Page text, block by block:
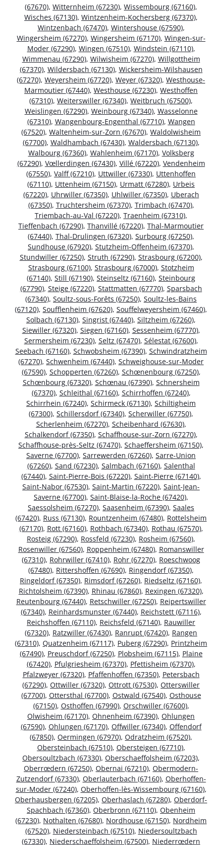
(67670), Witternheim (67230), Wissembourg (67160),
Wisches (67130), Wintzenheim-Kochersberg (67370),
Wintzenbach (67470), Wintershouse (67590),
Wingersheim (67270), Wingersheim (67170), Wingen-sur-
Moder (67290), Wingen (67510), Windstein (67110),
Wimmenau (67290), Wilwisheim (67270), Willgottheim
(67370), Wildersbach (67130), Wickersheim-Wilshausen
(67270), Weyersheim (67720), Weyer (67320), Westhouse-
Marmoutier (67440), Westhouse (67230), Westhoffen
(67310), Weiterswiller (67340), Weitbruch (67500),
Weislingen (67290), Weinbourg (67340), Wasselonne
(67310), Wangenbourg-Engenthal (67710), Wangen
(67520), Waltenheim-sur-Zorn (67670), Waldolwisheim
(67700), Waldhambach (67430), Waldersbach (67130),
Walbourg (67360), Wahlenheim (67170), Volksberg
(67290), Vœllerdingen (67430), Villé (67220), Vendenheim
(67550), Valff (67210), Uttwiller (67330), Uttenhoffen
(67110), Uttenheim (67150), Urmatt (67280), Urbeis
(67220), Uhrwiller (67350), Uhlwiller (67350), Uberach
(67350), Truchtersheim (67370), Trimbach (67470),
Triembach-au-Val (67220), Traenheim (67310),
Tieffenbach (67290), Thanvillé (67220), Thal-Marmoutier
(67440), Thal-Drulingen (67320), Surbourg (67250),
Sundhouse (67920), Stutzheim-Offenheim (67370),
Stundwiller (67250), Struth (67290), Strasbourg (67200),
Strasbourg (67100), Strasbourg (67000), Stotzheim
(67140), Still (67190), Steinseltz (67160), Steinbourg
(67790), Steige (67220), Stattmatten (67770), Sparsbach
(67340), Soultz-sous-Forêts (67250), Soultz-les-Bains
(67120), Soufflenheim (67620), Souffelweyersheim (67460),
Solbach (67130), Singrist (67440), Siltzheim (67260),
Siewiller (67320), Siegen (67160), Sessenheim (67770),
Sermersheim (67230), Seltz (67470), Sélestat (67600),
Seebach (67160), Schwobsheim (67390), Schwindratzheim
(67270), Schwenheim (67440), Schweighouse-sur-Moder
(67590), Schopperten (67260), Schœnenbourg (67250),
Schœnbourg (67320), Schœnau (67390), Schnersheim
(67370), Schleithal (67160), Schirrhoffen (67240),
Schirrhein (67240), Schirmeck (67130), Schiltigheim
(67300), Schillersdorf (67340), Scherwiller (67750),
Scherlenheim (67270), Scheibenhard (67630),
Schalkendorf (67350), Schaffhouse-sur-Zorn (67270),
Schaffhouse-près-Seltz (67470), Schaeffersheim (67150),
Saverne (67700), Sarrewerden (67260), Sarre-Union
(67260), Sand (67230), Salmbach (67160), Salenthal
(67440), Saint-Pierre-Bois (67220), Saint-Pierre (67140),
Saint-Nabor (67530), Saint-Martin (67220), Saint-Jean-
Saverne (67700), Saint-Blaise-la-Roche (67420),
Saessolsheim (67270), Saasenheim (67390), Saales
(67420), Russ (67130), Rountzenheim (67480), Rottelsheim
(67170), Rott (67160), Rothbach (67340), Rothau (67570),
Rosteig (67290), Rossfeld (67230), Rosheim (67560),
Rosenwiller (67560), Roppenheim (67480), Romanswiller
(67310), Rohrwiller (67410), Rohr (67270), Roeschwoog
(67480), Rittershoffen (67690), Ringendorf (67350),
Ringeldorf (67350), Rimsdorf (67260), Riedseltz (67160),
Richtolsheim (67390), Rhinau (67860), Rexingen (67320),
Reutenbourg (67440), Retschwiller (67250), Reipertswiller
(67340), Reinhardsmunster (67440), Reichstett (67116),
Reichshoffen (67110), Reichsfeld (67140), Rauwiller
(67320), Ratzwiller (67430), Ranrupt (67420), Rangen
(67310), Quatzenheim (67117), Puberg (67290), Printzheim
(67490), Preuschdorf (67250), Plobsheim (67115), Plaine
(67420), Pfulgriesheim (67370), Pfettisheim (67370),
Pfalzweyer (67320), Pfaffenhoffen (67350), Petersbach
(67290), Ottwiller (67320), Ottrott (67530), Otterswiller
(67700), Ottersthal (67700), Ostwald (67540), Osthouse
(67150), Osthoffen (67990), Orschwiller (67600),
Olwisheim (67170), Ohnenheim (67390), Ohlungen
(67590), Ohlungen (67170), Offwiller (67340), Offendorf
(67850), Oermingen (67970), Odratzheim (67520),
Obersteinbach (67510), Obersteigen (67710),
Obersoultzbach (67330), Oberschaeffolsheim (67203),
Oberrœdern (67250), Obernai (67210), Obermodern-
Zutzendorf (67330), Oberlauterbach (67160), Oberhoffen-
sur-Moder (67240), Oberhoffen-lès-Wissembourg (67160),
Oberhausbergen (67205), Oberhaslach (67280), Oberdorf-
Spachbach (67360), Oberbronn (67110), Obenheim
(67230), Nothalten (67680), Nordhouse (67150), Nordheim
(67520), Niedersteinbach (67510), Niedersoultzbach
(67330), Niederschaeffolsheim (67500), Niederrœdern